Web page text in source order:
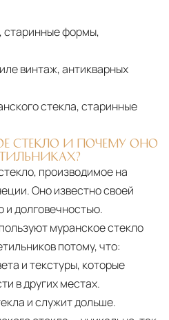
старинные формы,
винтаж, антикварных
стекла, старинные
СТЕКЛО И ПОЧЕМУ ОНО
производимое на
Оно известно своей
и долговечностью.
муранское стекло
потому, что:
и текстуры, которые
в других местах.
и служит дольше.